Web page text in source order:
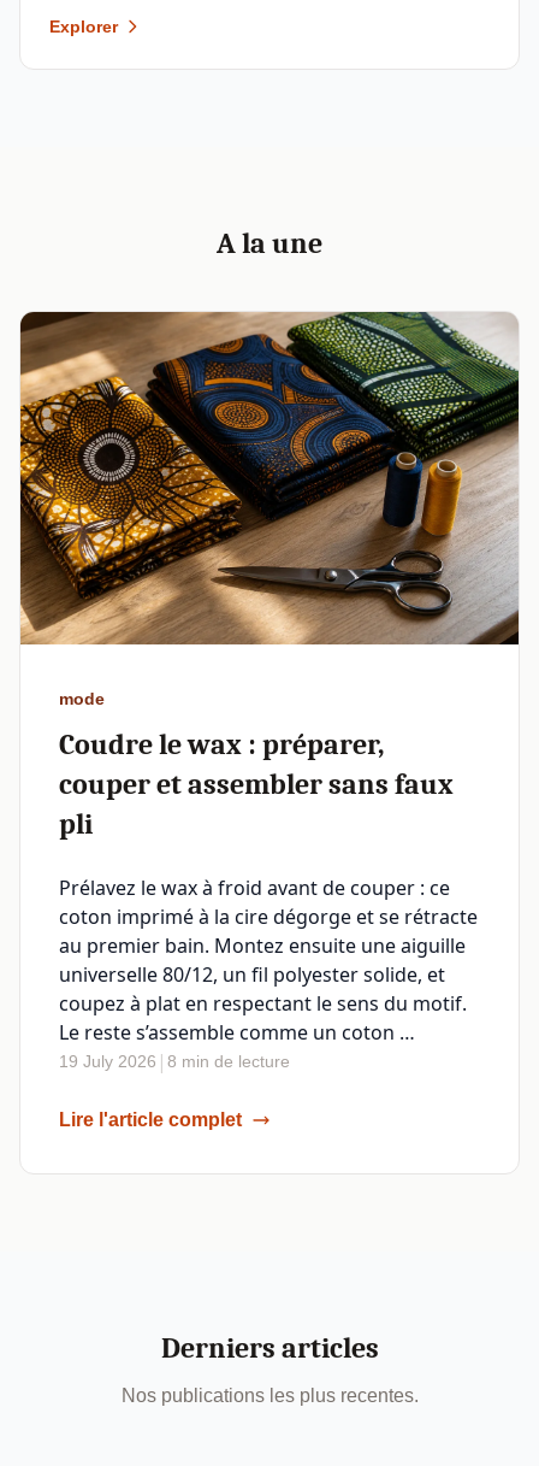
Explorer
A la une
mode
Coudre le wax : préparer,
couper et assembler sans faux
pli
Prélavez le wax à froid avant de couper : ce
coton imprimé à la cire dégorge et se rétracte
au premier bain. Montez ensuite une aiguille
universelle 80/12, un fil polyester solide, et
coupez à plat en respectant le sens du motif.
Le reste s’assemble comme un coton …
19 July 2026 | 8 min de lecture
Lire l'article complet
Derniers articles
Nos publications les plus recentes.